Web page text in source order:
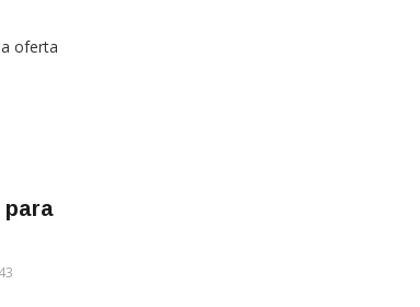
oferta
para